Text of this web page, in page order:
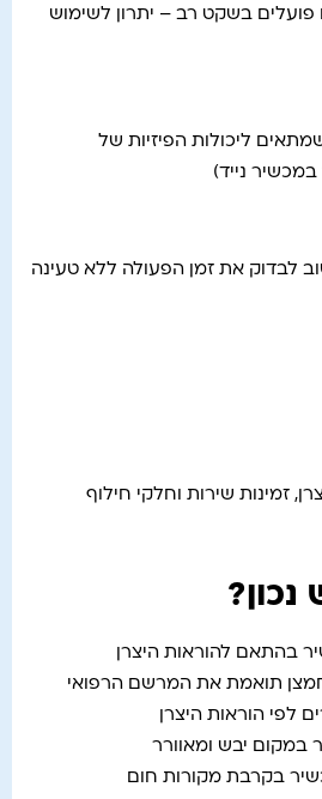
פועלים בשקט רב – יתרון לשימוש
ליכולות הפיזיות של
נייד)
לבדוק את זמן הפעולה ללא טעינה
זמינות שירות וחלקי חילוף
בהתאם להוראות היצרן
תואמת את המרשם הרפואי
לפי הוראות היצרן
במקום יבש ומאוורר
בקרבת מקורות חום